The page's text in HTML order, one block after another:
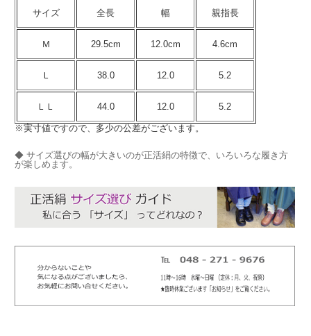
サイズ 全長 幅 親指長
Ｍ 29.5cm 12.0cm 4.6cm
Ｌ 38.0 12.0 5.2
ＬＬ 44.0 12.0 5.2
※実寸値ですので、多少の公差がございます。
◆ サイズ選びの幅が大きいのが正活絹の特徴で、いろいろな履き方
が楽しめます。